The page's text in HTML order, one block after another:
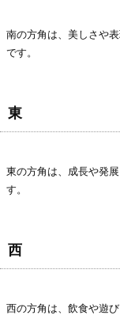
南の方角は、美しさや
です。
東
東の方角は、成長や発
す。
西
西の方角は、飲食や遊